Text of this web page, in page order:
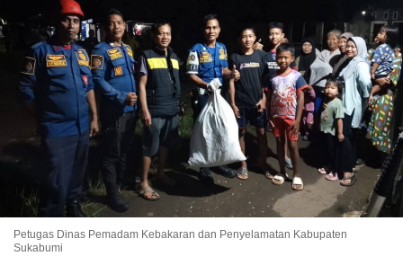
Petugas Dinas Pemadam Kebakaran dan Penyelamatan Kabupaten
Sukabumi